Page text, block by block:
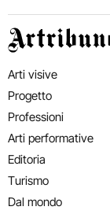
Artribune
Arti visive
Progetto
Professioni
Arti performative
Editoria
Turismo
Dal mondo